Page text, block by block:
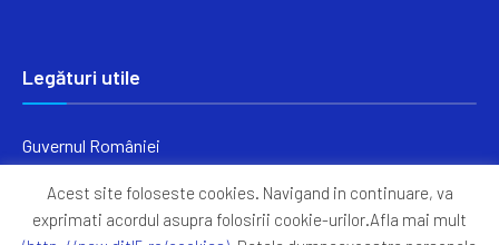
Legături utile
Guvernul României
Primăria Sectorul 5
Acest site foloseste cookies. Navigand in continuare, va
exprimati acordul asupra folosirii cookie-urilor.Afla mai mult